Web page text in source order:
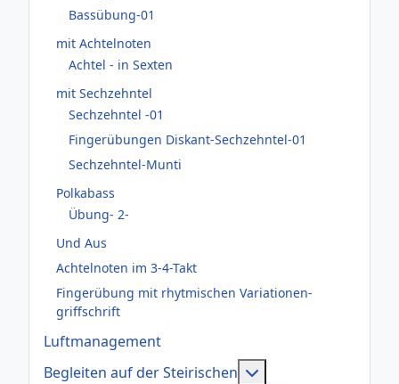
Bassübung-01
mit Achtelnoten
Achtel - in Sexten
mit Sechzehntel
Sechzehntel -01
Fingerübungen Diskant-Sechzehntel-01
Sechzehntel-Munti
Polkabass
Übung- 2-
Und Aus
Achtelnoten im 3-4-Takt
Fingerübung mit rhytmischen Variationen-
griffschrift
Luftmanagement
Begleiten auf der Steirischen